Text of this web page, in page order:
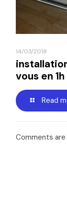
14/03/2018
vous en 1h
Read
Comments